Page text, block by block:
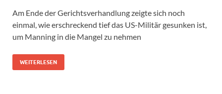
Am Ende der Gerichtsverhandlung zeigte sich noch
einmal, wie erschreckend tief das US-Militär gesunken ist,
um Manning in die Mangel zu nehmen
WEITERLESEN